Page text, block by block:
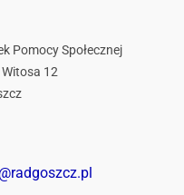
Pomocy Społecznej
12